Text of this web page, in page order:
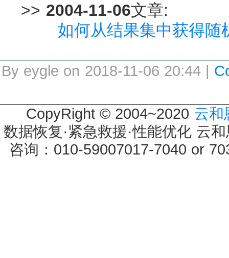
>> 2004-11-06文章:
如何从结果集中获得随
By eygle on 2018-11-06 20:44 |
CopyRight © 2004~2020 云和
数据恢复·紧急救援·性能优化 云
咨询：010-59007017-7040 or